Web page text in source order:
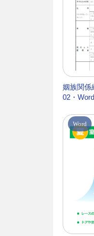
姻族関係
02・Word
Word